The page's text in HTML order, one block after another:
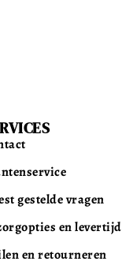
gestelde vragen
en levertijd
en retourneren